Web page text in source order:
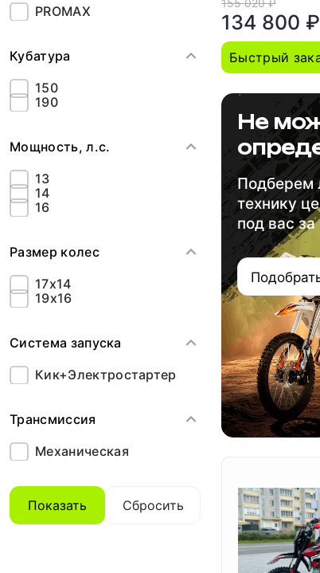
PROMAX
Кубатура
150
190
Мощность, л.с.
13
14
16
Размер колес
17x14
19x16
Система запуска
Кик+Электростартер
Трансмиссия
Механическая
Показать Сбросить
155 020 ₽
134 800 ₽
Быстрый
Не
Подберем
технику
под вас